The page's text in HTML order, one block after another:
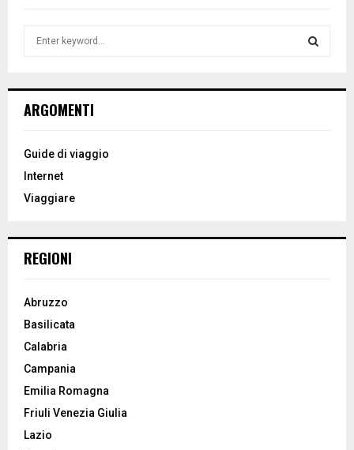
h
o
:
ARGOMENTI
Guide di viaggio
Internet
Viaggiare
REGIONI
Abruzzo
Basilicata
Calabria
Campania
Emilia Romagna
Friuli Venezia Giulia
Lazio